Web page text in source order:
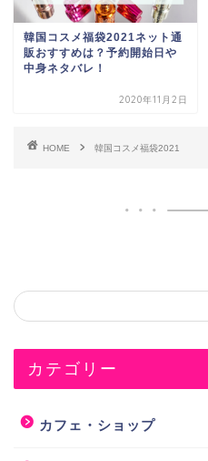
韓国コスメ福袋2021ネット通
販おすすめは？予約開始日や
中身ネタバレ！
2020年11月2日
HOME 韓国コスメ福袋2021
カテゴリー
カフェ・ショップ